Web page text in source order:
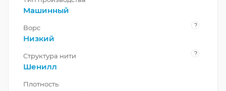
Машинный
Ворс ?
Низкий
Структура нити ?
Шенилл
Плотность